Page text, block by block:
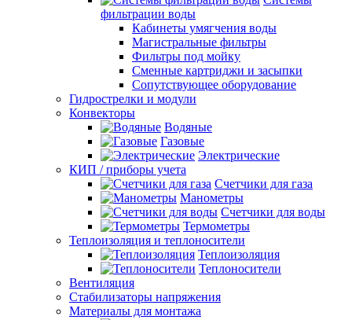
фильтрации воды
Кабинеты умягчения воды
Магистральные фильтры
Фильтры под мойку
Сменные картриджи и засыпки
Сопутствующее оборудование
Гидрострелки и модули
Конвекторы
Водяные
Газовые
Электрические
КИП / приборы учета
Счетчики для газа
Манометры
Счетчики для воды
Термометры
Теплоизоляция и теплоносители
Теплоизоляция
Теплоносители
Вентиляция
Стабилизаторы напряжения
Материалы для монтажа